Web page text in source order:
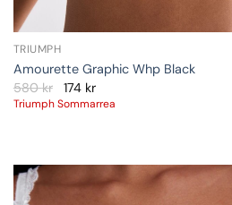
TRIUMPH
Amourette Graphic Whp Black
580kr 174 kr
Triumph Sommarrea